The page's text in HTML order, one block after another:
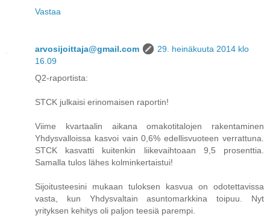
Vastaa
arvosijoittaja@gmail.com
29. heinäkuuta 2014 klo
16.09
Q2-raportista:
STCK julkaisi erinomaisen raportin!
Viime kvartaalin aikana omakotitalojen rakentaminen
Yhdysvalloissa kasvoi vain 0,6% edellisvuoteen verrattuna.
STCK kasvatti kuitenkin liikevaihtoaan 9,5 prosenttia.
Samalla tulos lähes kolminkertaistui!
Sijoitusteesini mukaan tuloksen kasvua on odotettavissa
vasta, kun Yhdysvaltain asuntomarkkina toipuu. Nyt
yrityksen kehitys oli paljon teesiä parempi.